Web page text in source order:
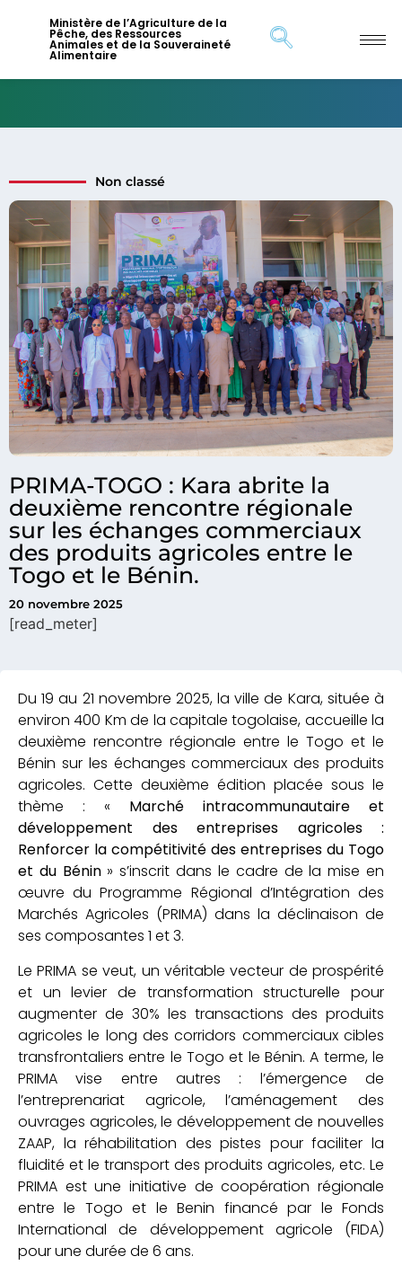
Ministère de l’Agriculture de la
Pêche, des Ressources
Animales et de la Souveraineté
Alimentaire
PRIMA-TOGO : Kara abrite la
deuxième rencontre régionale
sur les échanges commerciaux
des produits agricoles entre le
Togo et le Bénin.
20 novembre 2025
[read_meter]
Non classé
Du 19 au 21 novembre 2025, la ville de Kara, située à
environ 400 Km de la capitale togolaise, accueille la
deuxième rencontre régionale entre le Togo et le
Bénin sur les échanges commerciaux des produits
agricoles. Cette deuxième édition placée sous le
thème : « Marché intracommunautaire et
développement des entreprises agricoles :
Renforcer la compétitivité des entreprises du Togo
et du Bénin» s’inscrit dans le cadre de la mise en
œuvre du Programme Régional d’Intégration des
Marchés Agricoles (PRIMA) dans la déclinaison de
ses composantes 1 et 3.
Le PRIMA se veut, un véritable vecteur de prospérité
et un levier de transformation structurelle pour
augmenter de 30% les transactions des produits
agricoles le long des corridors commerciaux cibles
transfrontaliers entre le Togo et le Bénin. A terme, le
PRIMA vise entre autres : l’émergence de
l’entreprenariat agricole, l’aménagement des
ouvrages agricoles, le développement de nouvelles
ZAAP, la réhabilitation des pistes pour faciliter la
fluidité et le transport des produits agricoles, etc. Le
PRIMA est une initiative de coopération régionale
entre le Togo et le Benin financé par le Fonds
International de développement agricole (FIDA)
pour une durée de 6 ans.